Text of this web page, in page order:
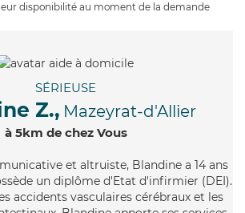
disponibilité au moment de la demande
SÉRIEUSE
Z., Mazeyrat-d'Allier
à 5km de chez Vous
et altruiste, Blandine a 14 ans
un diplôme d'Etat d'infirmier (DEI).
accidents vasculaires cérébraux et les